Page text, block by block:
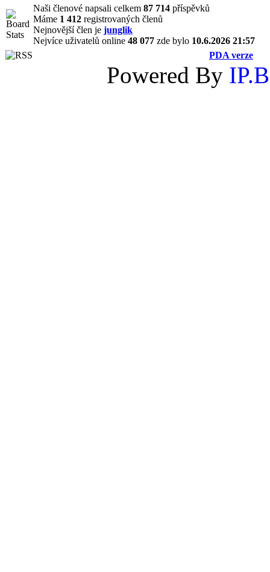
Naši členové napsali celkem 87 714 příspěvků
Máme 1 412 registrovaných členů
Nejnovější člen je junglik
Nejvíce uživatelů online 48 077 zde bylo 10.6.2026 21:57
PDA verze
Powered By